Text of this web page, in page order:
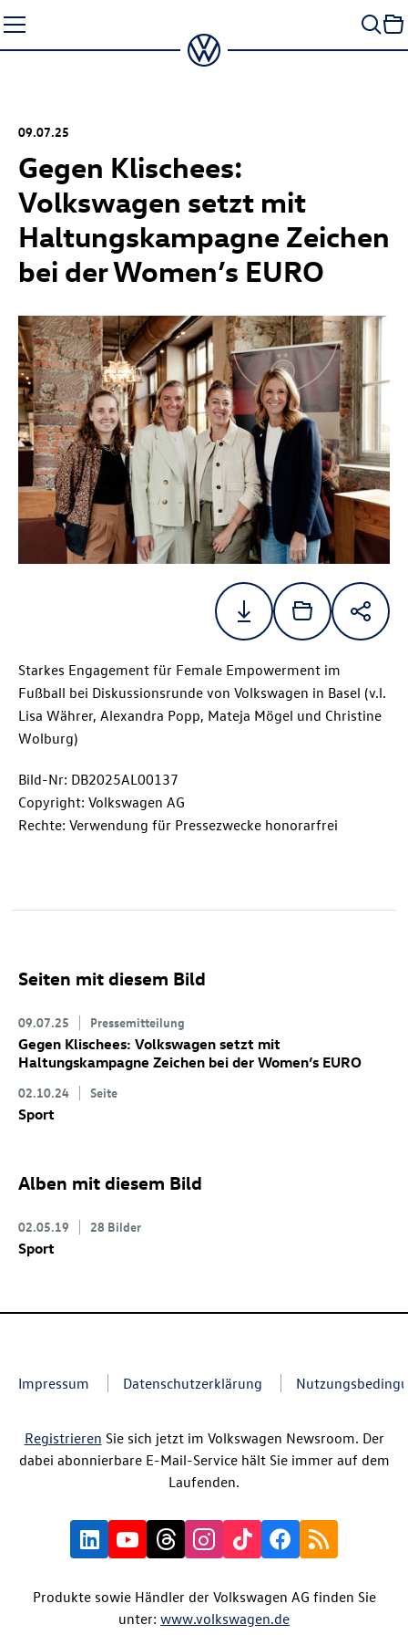
Seiteninhalt
springen
09.07.25
Gegen Klischees:
Volkswagen setzt mit
Haltungskampagne Zeichen
bei der Women’s EURO
Starkes Engagement für Female Empowerment im
Fußball bei Diskussionsrunde von Volkswagen in Basel (v.l.
Lisa Währer, Alexandra Popp, Mateja Mögel und Christine
Wolburg)
Bild-Nr: DB2025AL00137
Copyright: Volkswagen AG
Rechte: Verwendung für Pressezwecke honorarfrei
Seiten mit diesem Bild
09.07.25 Pressemitteilung
Gegen Klischees: Volkswagen setzt mit
Haltungskampagne Zeichen bei der Women’s EURO
02.10.24 Seite
Sport
Alben mit diesem Bild
02.05.19 28 Bilder
Sport
Impressum Datenschutzerklärung
Registrieren Sie sich jetzt im Volkswagen Newsroom. Der
dabei abonnierbare E-Mail-Service hält Sie immer auf dem
Laufenden.
Produkte sowie Händler der Volkswagen AG finden Sie
unter: www.volkswagen.de